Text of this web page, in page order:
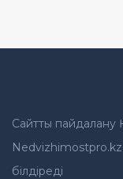
Сайтты пайдалану
Nedvizhimostpro.kz
білдіреді